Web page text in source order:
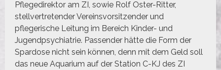
Pflegedirektor am ZI, sowie Rolf Oster-Ritter,
stellvertretender Vereinsvorsitzender und
pflegerische Leitung im Bereich Kinder- und
Jugendpsychiatrie. Passender hätte die Form der
Spardose nicht sein können, denn mit dem Geld soll
das neue Aquarium auf der Station C-KJ des ZI